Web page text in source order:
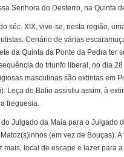
Senhora do Desterro, na Quinta
séc. XIX, vive-se, nesta região,
Cenário de várias
da Quinta da Ponte da Pedra ter
do triunfo liberal, no dia
masculinas são extintas em
Leça do Balio assistiu assim, à
freguesia.
Julgado da Maia para o Julgado
(em vez de Bouças).
mais, local de escape e lazer para